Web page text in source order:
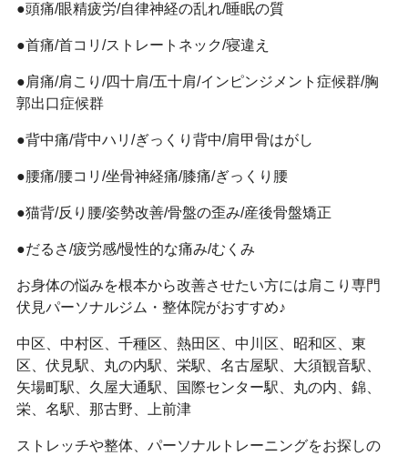
●頭痛/眼精疲労/自律神経の乱れ/睡眠の質
●首痛/首コリ/ストレートネック/寝違え
●肩痛/肩こり/四十肩/五十肩/インピンジメント症候群/胸
郭出口症候群
●背中痛/背中ハリ/ぎっくり背中/肩甲骨はがし
●腰痛/腰コリ/坐骨神経痛/膝痛/ぎっくり腰
●猫背/反り腰/姿勢改善/骨盤の歪み/産後骨盤矯正
●だるさ/疲労感/慢性的な痛み/むくみ
お身体の悩みを根本から改善させたい方には肩こり専門
伏見パーソナルジム・整体院がおすすめ♪
中区、中村区、千種区、熱田区、中川区、昭和区、東
区、伏見駅、丸の内駅、栄駅、名古屋駅、大須観音駅、
矢場町駅、久屋大通駅、国際センター駅、丸の内、錦、
栄、名駅、那古野、上前津
ストレッチや整体、パーソナルトレーニングをお探しの